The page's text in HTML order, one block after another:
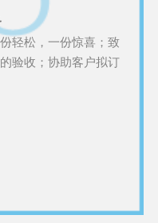
轻松，一份惊喜；致
验收；协助客户拟订